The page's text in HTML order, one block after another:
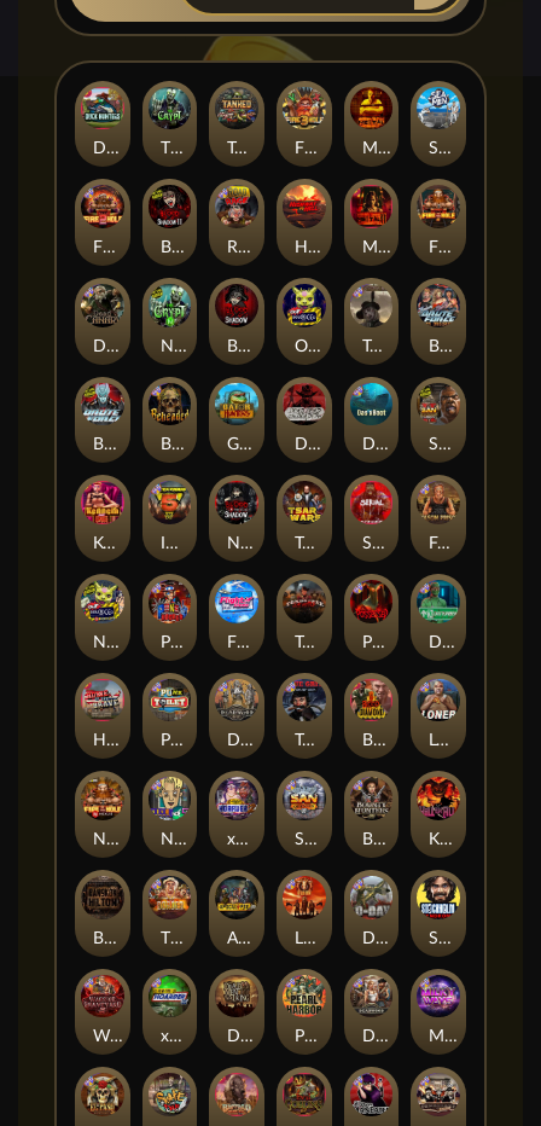
Nexus Blood & Shadow
Seamen
Kill Em All
Blood Diamond
Duck Hunters Fire in the Hole 3
Dead, Dead, or Deader
Nexus Fire In The Hole xBomb
Highway to Hell
Dead Men Walking
Tsar Wars
Brute Force
Home of the Brave
Mental 2
Tombstone Slaughter
San Quentin 2: Death Row
Blood & Shadow
Blood & Shadow 2
Mental
Stockholm Syndrome
The Crypt
Apocalypse Super xNudge
Outsourced
Punk Rocker 2
Deadwood R.I.P
Beheaded
Bangkok Hilton
Brute Force: Alien Onslaught
Nexus Outsourced
Nexus The Crypt
Gator Hunters
Loner
Kenneth Must Die
Tombstone RIP
Fire in the Hole 2
Tanked
Fire In The Hole xBomb
Folsom Prison
Das xBoot
Road Rage
xWays Hoarder 2
Nine To Five Bounty Hunters xNudge®
Warrior Graveyard xNudge
Flight Mode
Little Bighorn
San Quentin xWays
Serial
Punk Toilet
Possessed
Deadwood xNudge
Disturbed
Milky Ways
Pearl Harbor
Infectious 5 xWays
Dead Canary
True Grit Redemption
xWays Hoarder xSplit
D Day
The Border